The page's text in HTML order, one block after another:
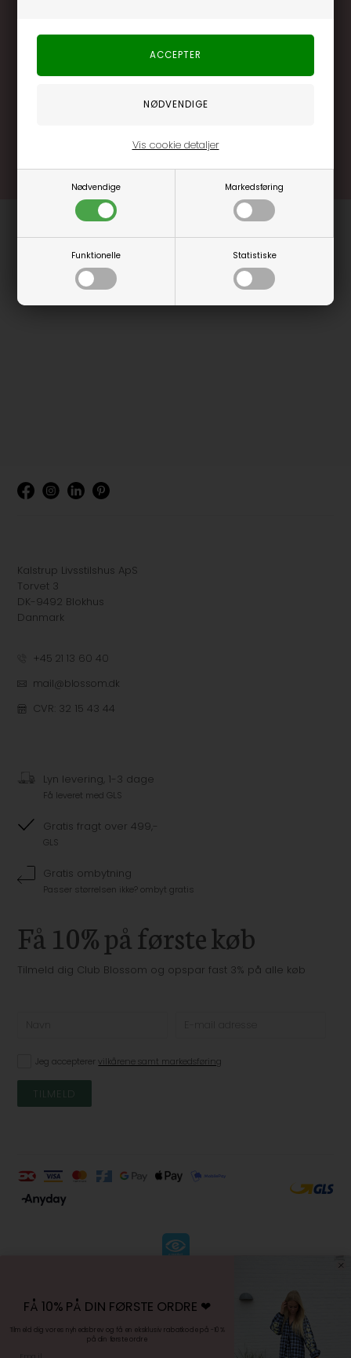
Nødvendige Markedsføring
Funktionelle Statistiske
Vis cookie detaljer
.... og mange flere fordele
Læs mere og bliv medlem
Kalstrup Livsstilshus ApS
Torvet 3
DK-9492 Blokhus
Danmark
+45 21 13 60 40
mail@blossom.dk
CVR: 32 15 43 44
Lyn levering, 1-3 dage
Få leveret med GLS
Gratis fragt over 499,-
GLS
Gratis ombytning
Passer størrelsen ikke? ombyt gratis
Få 10% på første køb
Tilmeld dig Club Blossom og opspar fast 3% på alle køb
Jeg accepterervilkårene samt markedsføring
-
-
PERSONDATAPOLITIK
FÅ 10% PÅ DIN FØRSTE ORDRE ❤︎
Tilmeld dig vores nyhedsbrev og få en eksklusiv rabatkode på -10%
på din første ordre